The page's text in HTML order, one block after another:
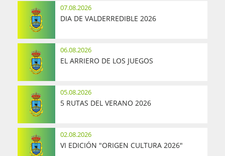
07.08.2026
DIA DE VALDERREDIBLE 2026
06.08.2026
EL ARRIERO DE LOS JUEGOS
05.08.2026
5 RUTAS DEL VERANO 2026
02.08.2026
VI EDICIÓN "ORIGEN CULTURA 2026"